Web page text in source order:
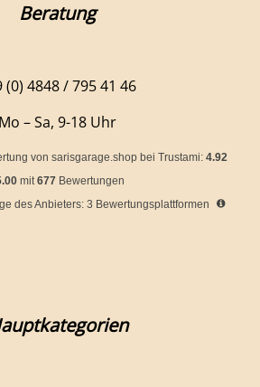
Beratung
(0) 4848 / 795 41 46
Mo – Sa, 9-18 Uhr
von sarisgarage.shop bei Trustami:4.92
mit677 Bewertungen
des Anbieters: 3 Bewertungsplattformen